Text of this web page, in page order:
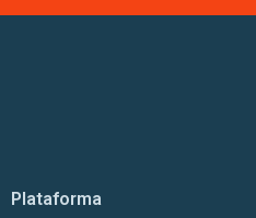
Plataforma